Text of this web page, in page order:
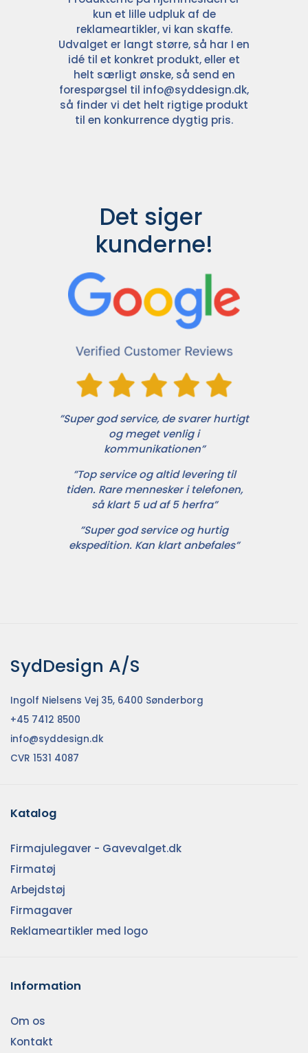
kun et lille udpluk af de
reklameartikler, vi kan skaffe.
Udvalget er langt større, så har I en
idé til et konkret produkt, eller et
helt særligt ønske, så send en
forespørgsel til info@syddesign.dk,
så finder vi det helt rigtige produkt
til en konkurrence dygtig pris.
Det siger
kunderne!
”Super god service, de svarer hurtigt
og meget venlig i
kommunikationen”
”Top service og altid levering til
tiden. Rare mennesker i telefonen,
så klart 5 ud af 5 herfra”
”Super god service og hurtig
ekspedition. Kan klart anbefales”
SydDesign A/S
Ingolf Nielsens Vej 35, 6400 Sønderborg
+45 7412 8500
info@syddesign.dk
CVR 1531 4087
Katalog
Firmajulegaver - Gavevalget.dk
Firmatøj
Arbejdstøj
Firmagaver
Reklameartikler med logo
Information
Om os
Kontakt